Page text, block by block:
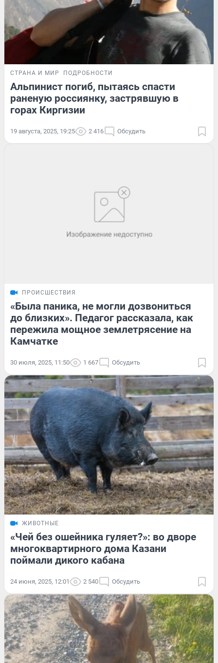
СТРАНА И МИР ПОДРОБНОСТИ
Альпинист погиб, пытаясь спасти
раненую россиянку, застрявшую в
горах Киргизии
19 августа, 2025, 19:25 2 416 Обсудить
ПРОИСШЕСТВИЯ
«Была паника, не могли дозвониться
до близких». Педагог рассказала, как
пережила мощное землетрясение на
Камчатке
30 июля, 2025, 11:50 1 667 Обсудить
ЖИВОТНЫЕ
«Чей без ошейника гуляет?»: во дворе
многоквартирного дома Казани
поймали дикого кабана
24 июня, 2025, 12:01 2 540 Обсудить